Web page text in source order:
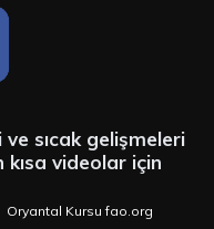
sıcak gelişmeleri
videolar için
Oryantal Kursu fao.org